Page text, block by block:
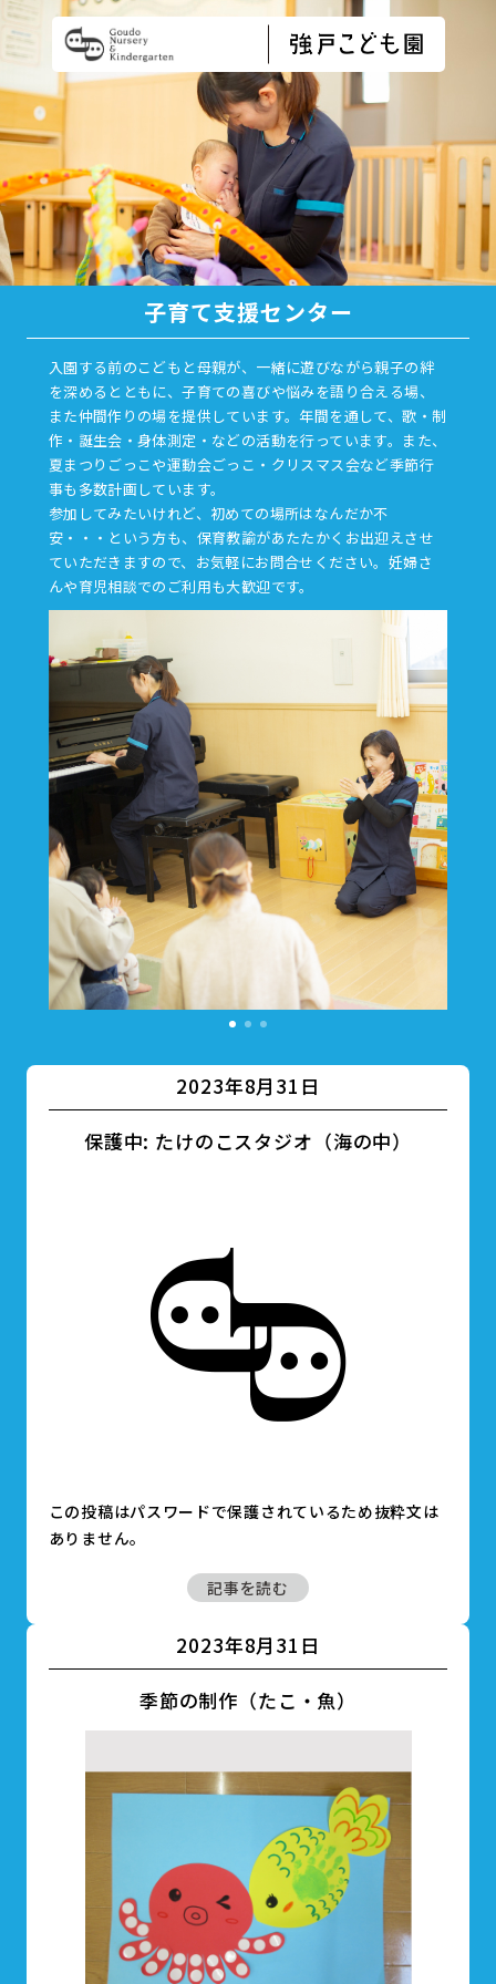
子育て支援センター
入園する前のこどもと母親が、一緒に遊びながら親子の絆
を深めるとともに、子育ての喜びや悩みを語り合える場、
また仲間作りの場を提供しています。年間を通して、歌・制
作・誕生会・身体測定・などの活動を行っています。また、
夏まつりごっこや運動会ごっこ・クリスマス会など季節行
事も多数計画しています。
参加してみたいけれど、初めての場所はなんだか不
安・・・という方も、保育教諭があたたかくお出迎えさせ
ていただきますので、お気軽にお問合せください。妊婦さ
んや育児相談でのご利用も大歓迎です。
2023年8月31日
保護中: たけのこスタジオ（海の中）
この投稿はパスワードで保護されているため抜粋文は
ありません。
記事を読む
2023年8月31日
季節の制作（たこ・魚）